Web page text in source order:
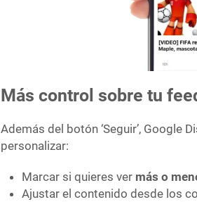
Más control sobre tu
Además del botón ‘Seguir’, Google
personalizar:
Marcar si quieres ver más o
Ajustar el contenido desde los